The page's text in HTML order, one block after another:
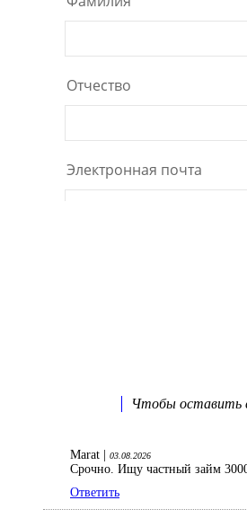
Чтобы оставить
Marat | 03.08.2026
Срочно. Ищу частный займ
Ответить